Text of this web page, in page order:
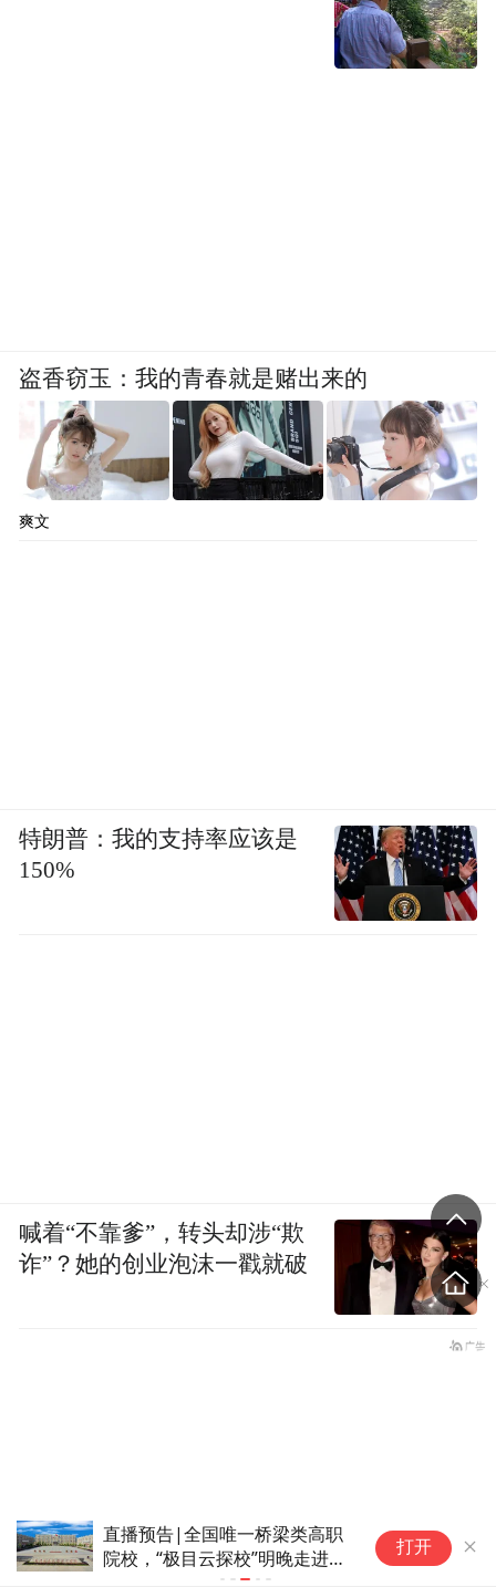
直播预告|全国唯一桥梁类高职
院校，“极目云探校”明晚走进武
汉铁路桥梁职业学院
打开
盗香窃玉：我的青春就是赌出来的
爽文
特朗普：我的支持率应该是
150%
喊着“不靠爹”，转头却涉“欺
诈”？她的创业泡沫一戳就破